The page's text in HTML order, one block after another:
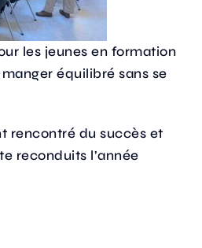
les jeunes en formation
équilibré sans se
rencontré du succès et
reconduits l’année